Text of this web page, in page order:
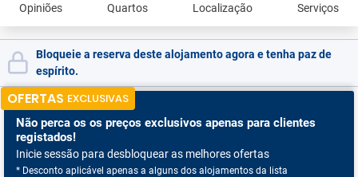
Opiniões Quartos Localização Serviços
Bloqueie a reserva deste alojamento agora e tenha paz de
espírito.
OFERTAS EXCLUSIVAS
Não perca os os preços exclusivos apenas para clientes
registados!
Inicie sessão para desbloquear as melhores ofertas
* Desconto aplicável apenas a alguns dos alojamentos da lista